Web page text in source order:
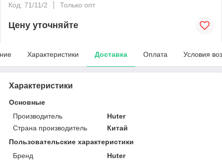
Код: 71/11/2
Только опт
Цену уточняйте
Характеристики Доставка Оплата Условия
Характеристики
Основные
Производитель
Huter
Страна производитель
Китай
Пользовательские характеристики
Бренд
Huter